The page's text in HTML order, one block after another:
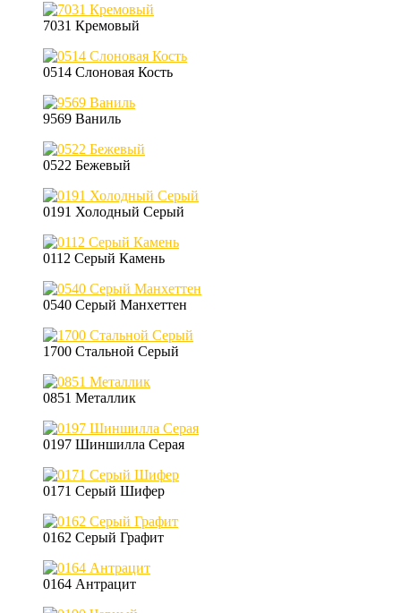
7031 Кремовый
0514 Слоновая Кость
9569 Ваниль
0522 Бежевый
0191 Холодный Серый
0112 Серый Камень
0540 Серый Манхеттен
1700 Стальной Серый
0851 Металлик
0197 Шиншилла Серая
0171 Серый Шифер
0162 Серый Графит
0164 Антрацит